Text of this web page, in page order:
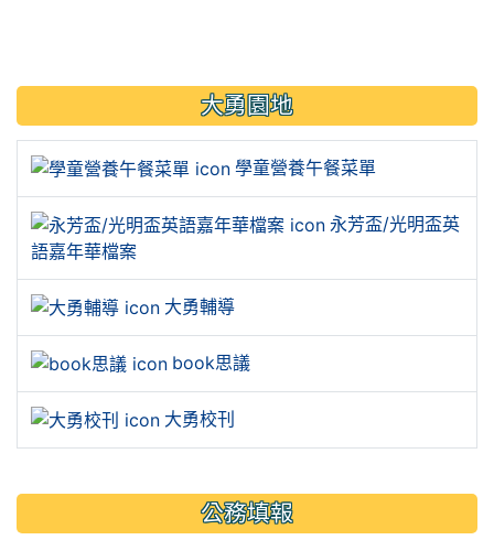
大勇園地
學童營養午餐菜單
永芳盃/光明盃英
語嘉年華檔案
大勇輔導
book思議
大勇校刊
公務填報